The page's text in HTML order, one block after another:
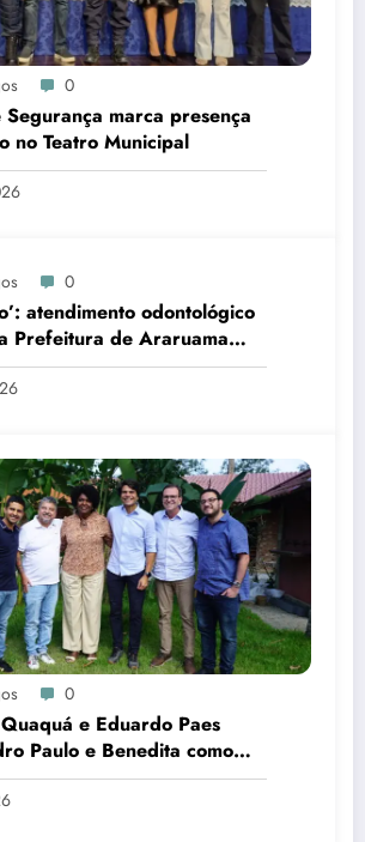
0
Segurança marca presença
no Teatro Municipal
0
atendimento odontológico
Prefeitura de Araruama
de famílias atípicas
0
e Eduardo Paes
Paulo e Benedita como
Senado no Rio